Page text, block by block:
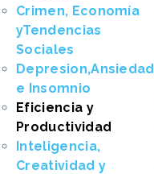
Crimen, Economía
yTendencias
Sociales
Depresion,Ansiedad
e Insomnio
Eficiencia y
Productividad
Inteligencia,
Creatividad y